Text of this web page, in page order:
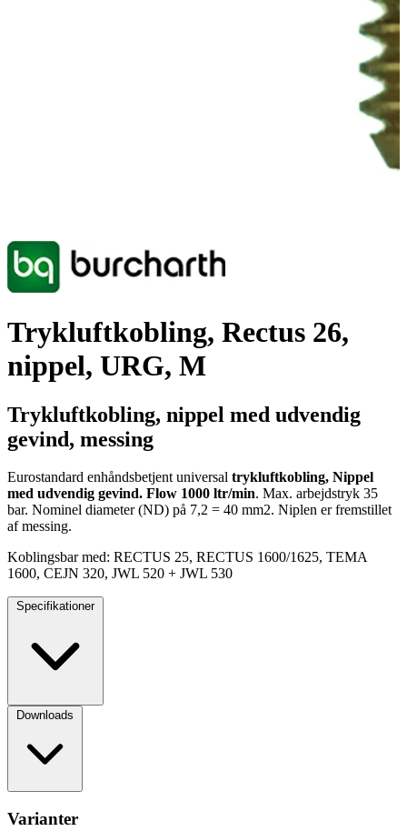
Trykluftkobling, Rectus 26,
nippel, URG, M
Trykluftkobling, nippel med udvendig
gevind, messing
Eurostandard enhåndsbetjent universal trykluftkobling, Nippel
med udvendig gevind. Flow 1000 ltr/min. Max. arbejdstryk 35
bar. Nominel diameter (ND) på 7,2 = 40 mm2. Niplen er fremstillet
af messing.
Koblingsbar med: RECTUS 25, RECTUS 1600/1625, TEMA
1600, CEJN 320, JWL 520 + JWL 530
Specifikationer
Downloads
Varianter